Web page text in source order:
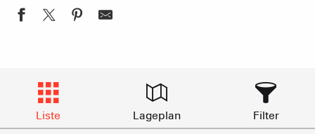
Liste Lageplan Filter